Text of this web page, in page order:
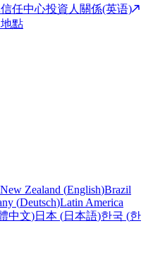
信任中心投資人關係(英语)
點
Zealand (English)Brazil
(Deutsch)Latin America
中文)日本 (日本語)한국 (한